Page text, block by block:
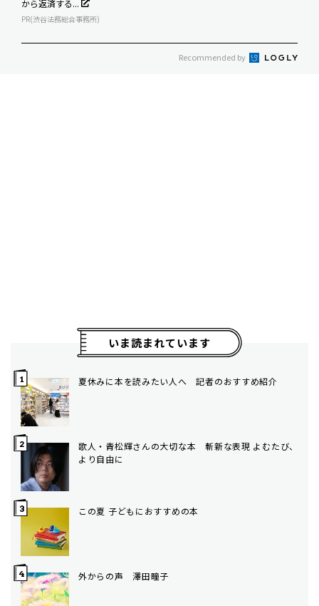
から返済する...
PR(渋谷法務総合事務所)
Recommended by
いま読まれています
夏休みに本を読みたい人へ 記者のおすすめ紹介
歌人・青松輝さんの大切な本 斬新な表現 よむたび、
より自由に
この夏 子どもにおすすめの本
外からの声 澤田瞳子